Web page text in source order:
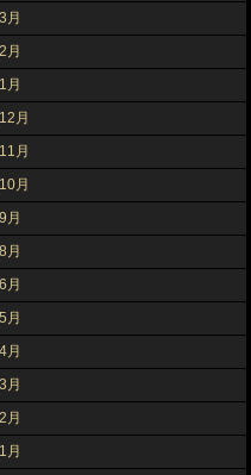
月
月
月
月
月
月
月
月
月
月
月
月
月
月